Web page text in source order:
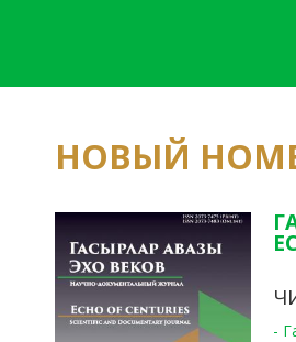
НОВЫЙ
-